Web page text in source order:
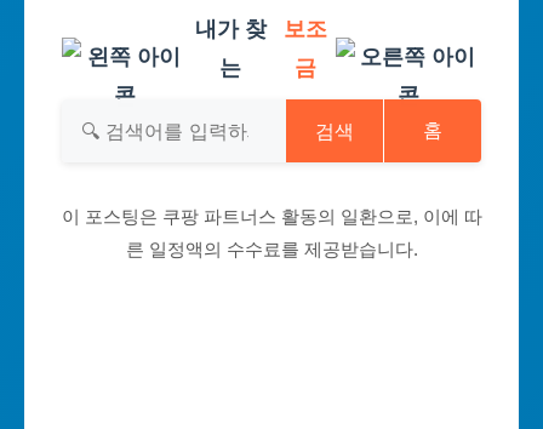
내가 찾
는
보조
금
검색 홈
이 포스팅은 쿠팡 파트너스 활동의 일환으로, 이에 따
른 일정액의 수수료를 제공받습니다.